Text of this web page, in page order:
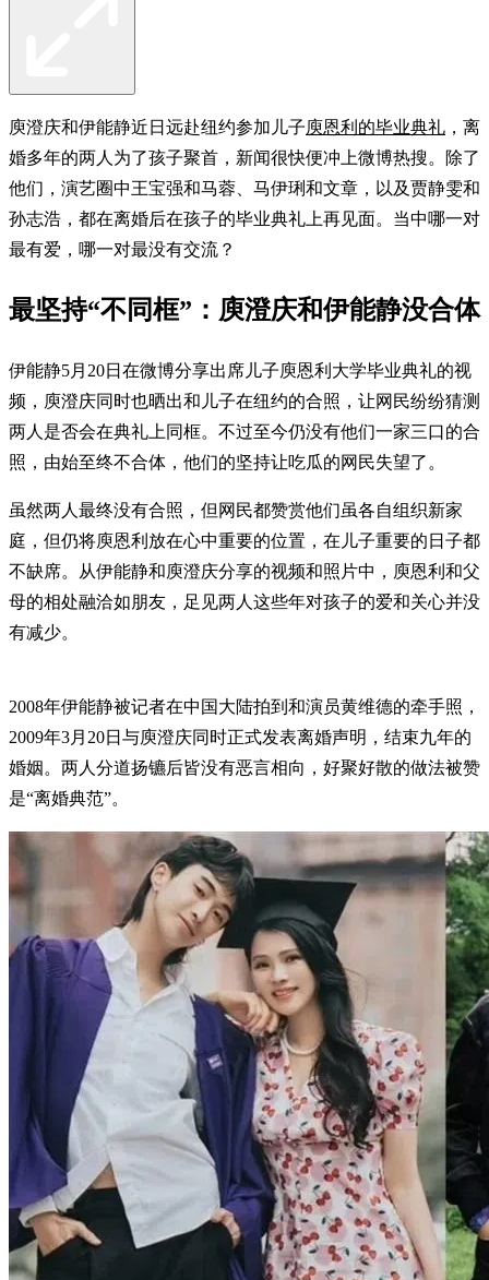
庾澄庆和伊能静近日远赴纽约参加儿子庾恩利的毕业典礼 ，离
婚多年的两人为了孩子聚首，新闻很快便冲上微博热搜。除了
他们，演艺圈中王宝强和马蓉、马伊琍和文章，以及贾静雯和
孙志浩，都在离婚后在孩子的毕业典礼上再见面。当中哪一对
最有爱，哪一对最没有交流？
最坚持“不同框”：庾澄庆和伊能静没合体
伊能静5月20日在微博分享出席儿子庾恩利大学毕业典礼的视
频，庾澄庆同时也晒出和儿子在纽约的合照，让网民纷纷猜测
两人是否会在典礼上同框。不过至今仍没有他们一家三口的合
照，由始至终不合体，他们的坚持让吃瓜的网民失望了。
虽然两人最终没有合照，但网民都赞赏他们虽各自组织新家
庭，但仍将庾恩利放在心中重要的位置，在儿子重要的日子都
不缺席。从伊能静和庾澄庆分享的视频和照片中，庾恩利和父
母的相处融洽如朋友，足见两人这些年对孩子的爱和关心并没
有减少。
2008年伊能静被记者在中国大陆拍到和演员黄维德的牵手照，
2009年3月20日与庾澄庆同时正式发表离婚声明，结束九年的
婚姻。两人分道扬镳后皆没有恶言相向，好聚好散的做法被赞
是“离婚典范”。